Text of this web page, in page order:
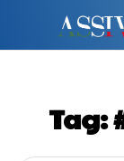
Tag: